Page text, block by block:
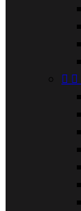
 